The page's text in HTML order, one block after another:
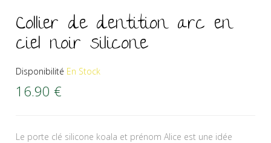
Collier de dentition arc en
ciel noir silicone
Disponibilité En Stock
16.90 €
Le porte clé silicone koala et prénom Alice est une idée